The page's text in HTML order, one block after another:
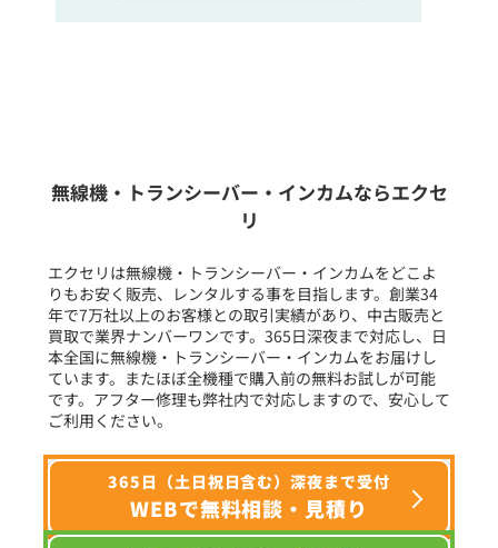
フリーワード入力(製品名等)
選択条件をリセット
無線機・トランシーバー・インカムならエクセ
リ
エクセリは無線機・トランシーバー・インカムをどこよ
りもお安く販売、レンタルする事を目指します。創業34
年で7万社以上のお客様との取引実績があり、中古販売と
買取で業界ナンバーワンです。365日深夜まで対応し、日
本全国に無線機・トランシーバー・インカムをお届けし
ています。またほぼ全機種で購入前の無料お試しが可能
です。アフター修理も弊社内で対応しますので、安心して
ご利用ください。
365日（土日祝日含む）深夜まで受付
WEBで無料相談・見積り